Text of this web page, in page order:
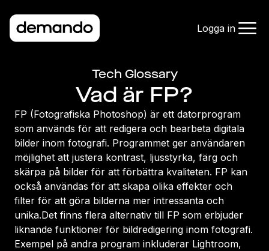
Logga in
Tech Glossary
Vad är FP?
FP (Fotografiska Photoshop) är ett datorprogram
som används för att redigera och bearbeta digitala
bilder inom fotografi. Programmet ger användaren
möjlighet att justera kontrast, ljusstyrka, färg och
skärpa på bilder för att förbättra kvaliteten. FP kan
också användas för att skapa olika effekter och
filter för att göra bilderna mer intressanta och
unika.Det finns flera alternativ till FP som erbjuder
liknande funktioner för bildredigering inom fotografi.
Exempel på andra program inkluderar Lightroom,